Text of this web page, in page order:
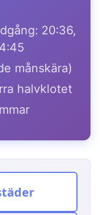
20:36,
månskära)
halvklotet